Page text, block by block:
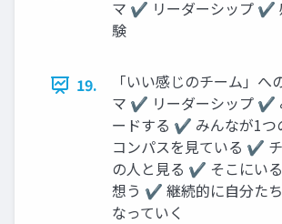
マ ✔ リーダーシップ ✔
験
19.
「いい感じのチーム」へ
マ ✔ リーダーシップ ✔
ードする ✔ みんなが1つ
コンパスを見ている ✔
の人と見る ✔ そこにい
想う ✔ 継続的に自分た
なっていく